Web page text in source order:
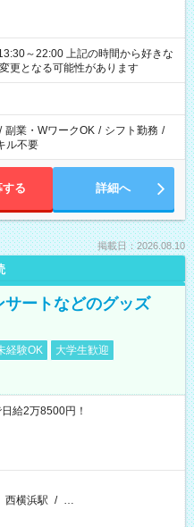
の時間から好きな
更となる可能性があります
/ 副業・WワークOK / シフト勤務 /
ル不要
する 詳細へ
掲載日：2026.08.10
サートなどのグッズ
経験OK
大学生歓迎
給2万8500円！
西横浜駅 / …